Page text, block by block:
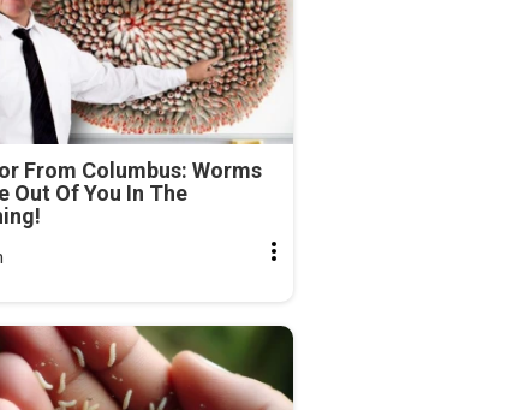
From Columbus: Worms
Out Of You In The